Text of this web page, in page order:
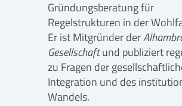
Gründungsberatung für
Regelstrukturen in der
Er ist Mitgründer der
Gesellschaftund publiziert
zu Fragen der
Integration und des
Wandels.